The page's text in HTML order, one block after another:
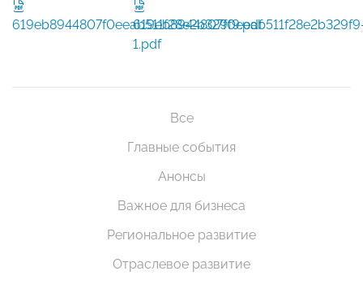
619eb8944807f0eeab511f28e2b329f9.pdf
1.pdf
Все
Главные события
Анонсы
Важное для бизнеса
Региональное развитие
Отраслевое развитие